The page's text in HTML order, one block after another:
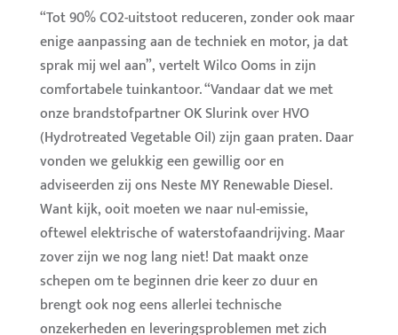
“Tot 90% CO2-uitstoot reduceren, zonder ook maar
enige aanpassing aan de techniek en motor, ja dat
sprak mij wel aan”, vertelt Wilco Ooms in zijn
comfortabele tuinkantoor. “Vandaar dat we met
onze brandstofpartner OK Slurink over HVO
(Hydrotreated Vegetable Oil) zijn gaan praten. Daar
vonden we gelukkig een gewillig oor en
adviseerden zij ons Neste MY Renewable Diesel.
Want kijk, ooit moeten we naar nul-emissie,
oftewel elektrische of waterstofaandrijving. Maar
zover zijn we nog lang niet! Dat maakt onze
schepen om te beginnen drie keer zo duur en
brengt ook nog eens allerlei technische
onzekerheden en leveringsproblemen met zich